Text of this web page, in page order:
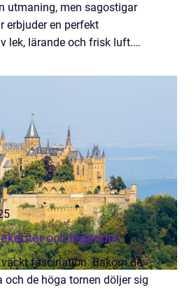
utmaning, men sagostigar
erbjuder en perfekt
lek, lärande och frisk luft.
och legender
fascination. Bakom de
och de höga tornen döljer sig